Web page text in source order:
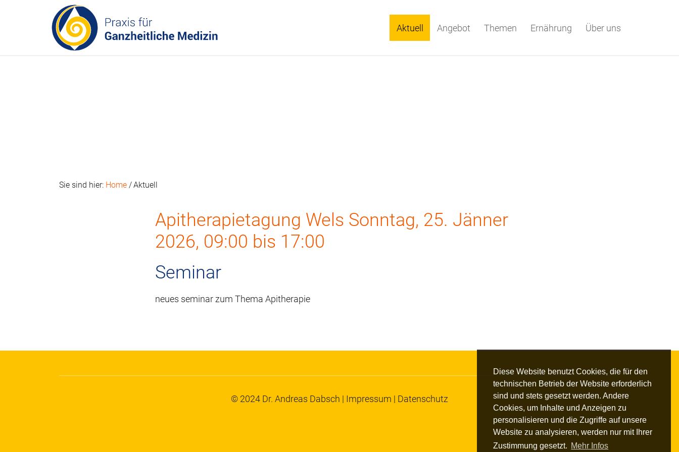
Diese Website benutzt Cookies, die für den
technischen Betrieb der Website erforderlich
sind und stets gesetzt werden. Andere
Cookies, um Inhalte und Anzeigen zu
personalisieren und die Zugriffe auf unsere
Website zu analysieren, werden nur mit Ihrer
Zustimmung gesetzt. Mehr Infos
Aktuell Angebot Themen Ernährung Über uns
Home Aktuell
Apitherapietagung Wels Sonntag, 25. Jänner
2026, 09:00 bis 17:00
Seminar
neues seminar zum Thema Apitherapie
© 2024 Dr. Andreas Dabsch | Impressum | Datenschutz